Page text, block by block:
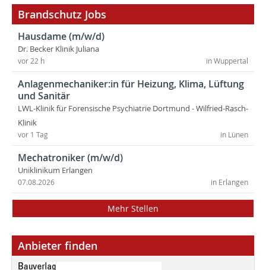
Brandschutz Jobs
Hausdame (m/w/d)
Dr. Becker Klinik Juliana
in Wuppertal
vor 22 h
Anlagenmechaniker:in für Heizung, Klima, Lüftung
und Sanitär
LWL-Klinik für Forensische Psychiatrie Dortmund - Wilfried-Rasch-
Klinik
in Lünen
vor 1 Tag
Mechatroniker (m/w/d)
Uniklinikum Erlangen
in Erlangen
07.08.2026
Mehr Stellen
Anbieter finden